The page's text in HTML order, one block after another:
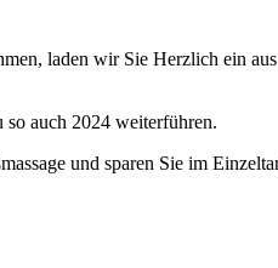
laden wir Sie Herzlich ein
auch 2024 weiterführen.
und sparen Sie im